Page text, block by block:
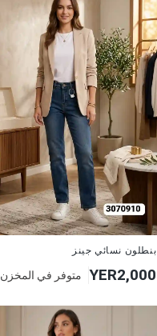
بنطلون نسائي جينز
YER2,000 متوفر في المخزن